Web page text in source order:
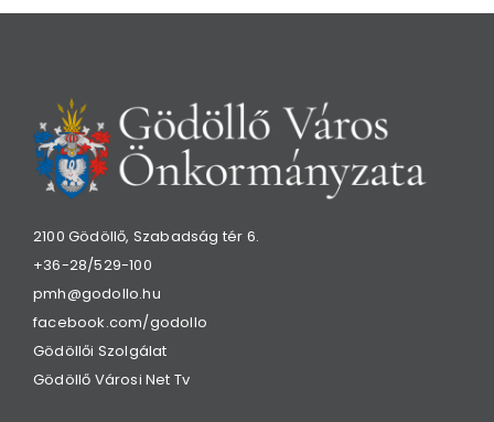
2100 Gödöllő, Szabadság tér 6.
+36-28/529-100
pmh@godollo.hu
facebook.com/godollo
Gödöllői Szolgálat
Gödöllő Városi Net Tv